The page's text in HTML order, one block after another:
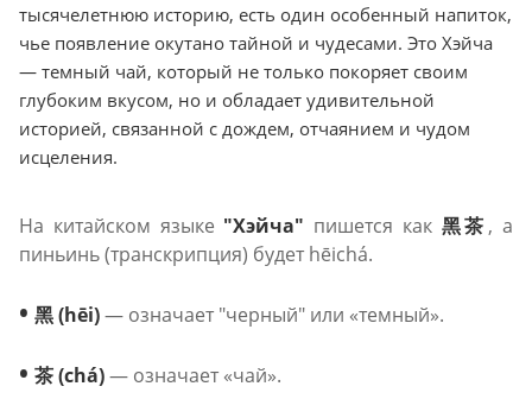
тысячелетнюю историю, есть один особенный напиток,
чье появление окутано тайной и чудесами. Это Хэйча
— темный чай, который не только покоряет своим
глубоким вкусом, но и обладает удивительной
историей, связанной с дождем, отчаянием и чудом
исцеления.
На китайском языке "Хэйча" пишется как 黑茶 , а
пиньинь (транскрипция) будет hēichá.
• 黑 (hēi)— означает "черный" или «темный».
• 茶 (chá)— означает «чай».